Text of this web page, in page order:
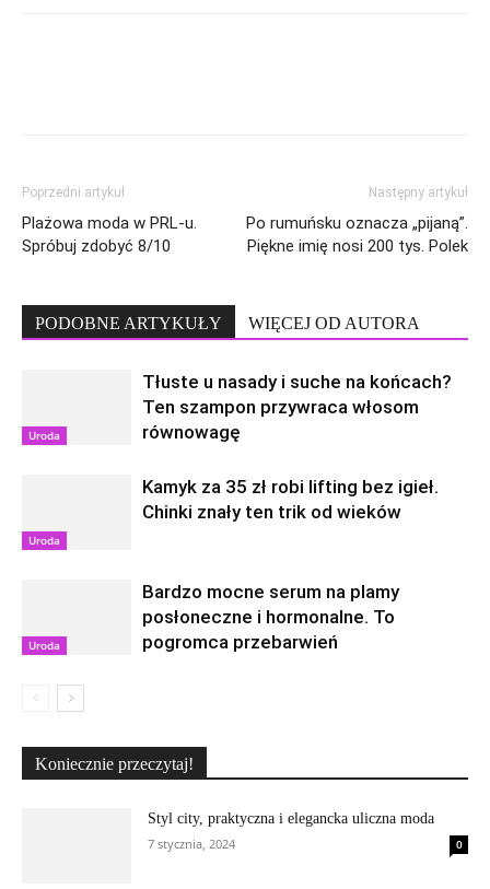
Poprzedni artykuł
Plażowa moda w PRL-u.
Spróbuj zdobyć 8/10
Następny artykuł
Po rumuńsku oznacza „pijaną”.
Piękne imię nosi 200 tys. Polek
PODOBNE ARTYKUŁY WIĘCEJ OD AUTORA
Uroda
Tłuste u nasady i suche na końcach?
Ten szampon przywraca włosom
równowagę
Uroda
Kamyk za 35 zł robi lifting bez igieł.
Chinki znały ten trik od wieków
Uroda
Bardzo mocne serum na plamy
posłoneczne i hormonalne. To
pogromca przebarwień
Koniecznie przeczytaj!
Styl city, praktyczna i elegancka uliczna moda
7 stycznia, 2024
0